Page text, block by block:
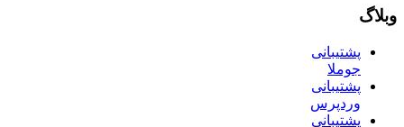
وبلاگ
پشتیبانی
جوملا
پشتیبانی
وردپرس
پشتیبانی